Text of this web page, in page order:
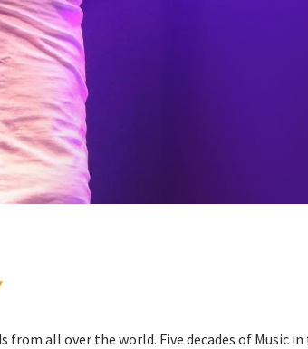
from all over the world. Five decades of Music in